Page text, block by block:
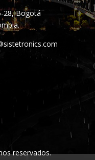
28, Bogotá
reservados.